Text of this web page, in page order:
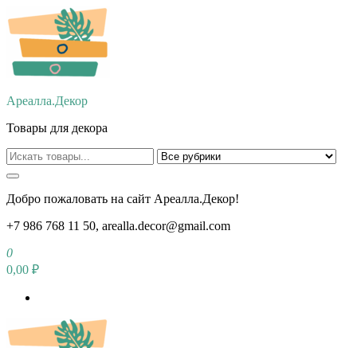
Перейти
к
содержимому
Ареалла.Декор
Товары для декора
Добро пожаловать на сайт Ареалла.Декор!
+7 986 768 11 50, arealla.decor@gmail.com
0
0,00 ₽